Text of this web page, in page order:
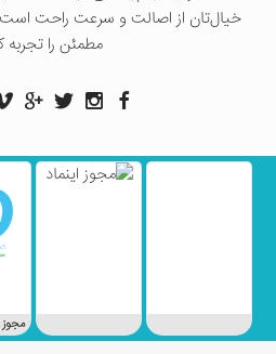
خیال‌تان از اصالت و سرعت راحت است.
مطمئن را تجربه